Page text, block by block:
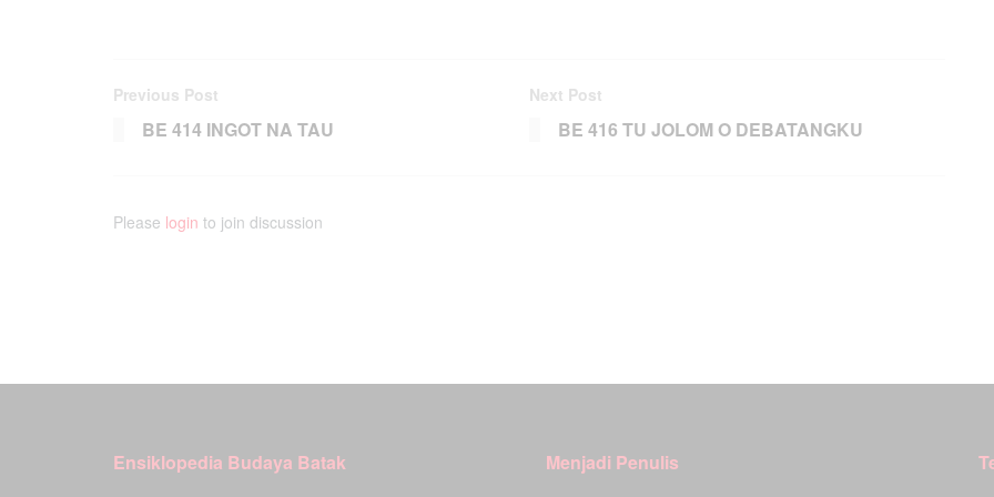
Previous Post
BE 414 INGOT NA TAU
Next Post
BE 416 TU JOLOM O DEBATANGKU
Please login to join discussion
Ensiklopedia Budaya Batak Menjadi Penulis